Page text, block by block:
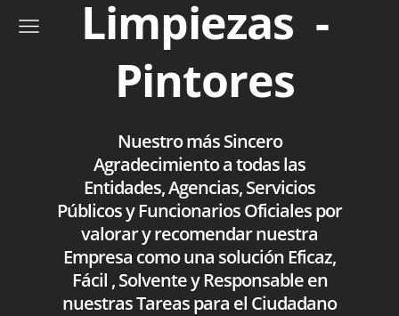
Limpiezas -
Pintores
Nuestro más Sincero
Agradecimiento a todas las
Entidades, Agencias, Servicios
Públicos y Funcionarios Oficiales por
valorar y recomendar nuestra
Empresa como una solución Eficaz,
Fácil , Solvente y Responsable en
nuestras Tareas para el Ciudadano